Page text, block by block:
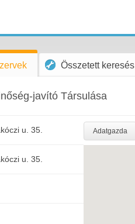
Összetett keresés
javító Társulása
u. 35.
u. 35.
Adatgazda